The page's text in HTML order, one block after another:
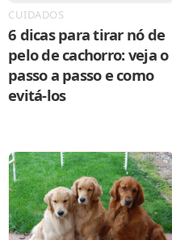
CUIDADOS
6 dicas para tirar nó de
pelo de cachorro: veja o
passo a passo e como
evitá-los